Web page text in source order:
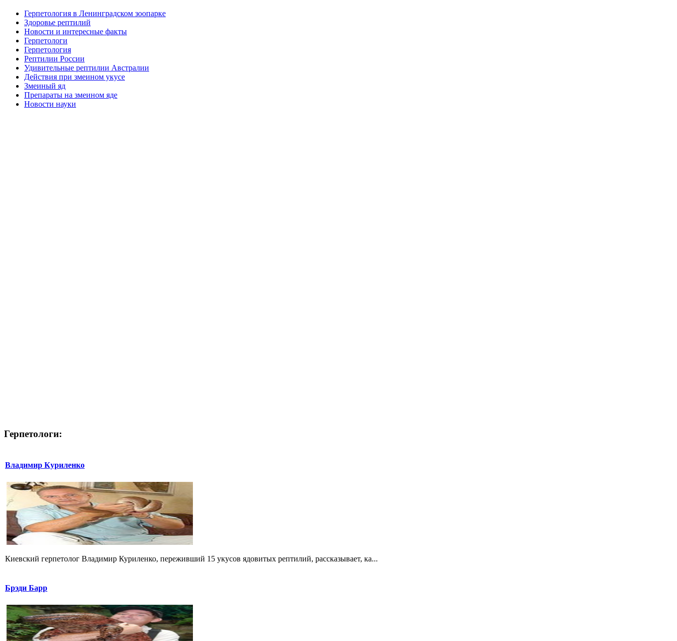
Герпетология в Ленинградском зоопарке
Здоровье рептилий
Новости и интересные факты
Герпетологи
Герпетология
Рептилии России
Удивительные рептилии Австралии
Действия при змеином укусе
Змеиный яд
Препараты на змеином яде
Новости науки
Герпетологи:
Владимир Куриленко
Киевский герпетолог Владимир Куриленко, переживший 15 укусов ядовитых рептилий, рассказывает, ка...
Брэди Барр